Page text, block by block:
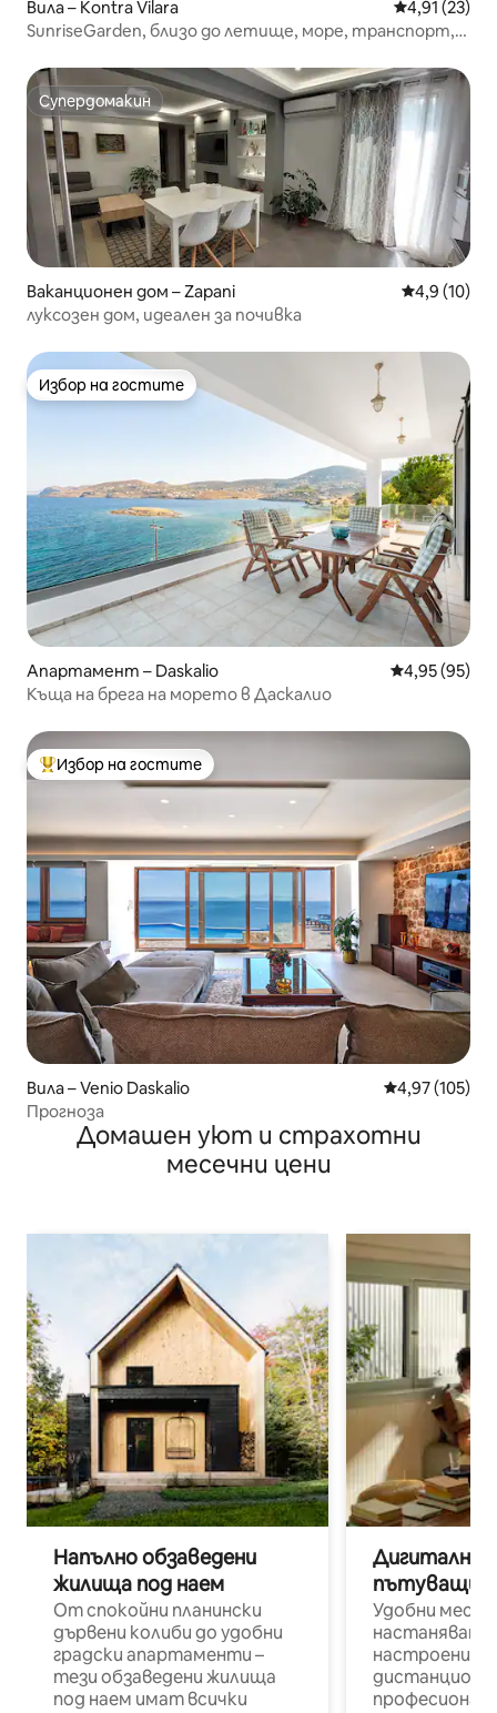
Вила – Kontra Vilara Средна
4,91 (23)
SunriseGarden, близо до летище, море, транспорт,
Супердомакин
Супердомакин
Ваканционен дом – Zapani Средна
4,9 (10)
луксозен дом, идеален за почивка
Избор на гостите
Избор на гостите
Апартамент – Daskalio Средна
4,95 (95)
Къща на брега на морето в Даскалио
Най-популярен избор на гостите
Избор на гостите
Вила – Venio Daskalio Средна
4,97 (105)
Прогноза
Домашен уют и страхотни
месечни цени
Напълно обзаведени
жилища под наем
От спокойни планински
дървени колиби до удобни
градски апартаменти –
тези обзаведени жилища
под наем имат всички
Дигитални
пътуващи
Удобни
настаняване
настроени и